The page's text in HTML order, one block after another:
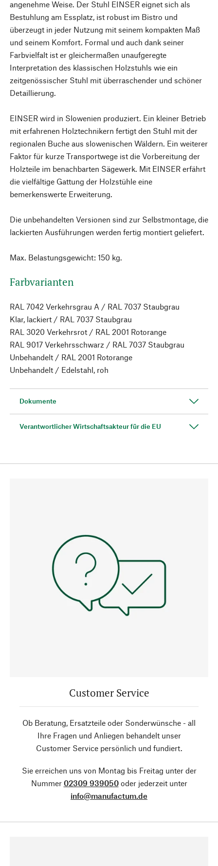
angenehme Weise. Der Stuhl EINSER eignet sich als
Bestuhlung am Essplatz, ist robust im Bistro und
überzeugt in jeder Nutzung mit seinem kompakten Maß
und seinem Komfort. Formal und auch dank seiner
Farbvielfalt ist er gleichermaßen unaufgeregte
Interpretation des klassischen Holzstuhls wie ein
zeitgenössischer Stuhl mit überraschender und schöner
Detaillierung.
EINSER wird in Slowenien produziert. Ein kleiner Betrieb
mit erfahrenen Holztechnikern fertigt den Stuhl mit der
regionalen Buche aus slowenischen Wäldern. Ein weiterer
Faktor für kurze Transportwege ist die Vorbereitung der
Holzteile im benachbarten Sägewerk. Mit EINSER erfährt
die vielfältige Gattung der Holzstühle eine
bemerkenswerte Erweiterung.
Die unbehandelten Versionen sind zur Selbstmontage, die
lackierten Ausführungen werden fertig montiert geliefert.
Max. Belastungsgewicht: 150 kg.
Farbvarianten
RAL 7042 Verkehrsgrau A / RAL 7037 Staubgrau
Klar, lackiert / RAL 7037 Staubgrau
RAL 3020 Verkehrsrot / RAL 2001 Rotorange
RAL 9017 Verkehrsschwarz / RAL 7037 Staubgrau
Unbehandelt / RAL 2001 Rotorange
Unbehandelt / Edelstahl, roh
Dokumente
Verantwortlicher Wirtschaftsakteur für die EU
Customer Service
Ob Beratung, Ersatzteile oder Sonderwünsche - all
Ihre Fragen und Anliegen behandelt unser
Customer Service persönlich und fundiert.
Sie erreichen uns von Montag bis Freitag unter der
Nummer 02309 939050oder jederzeit unter
info@manufactum.de